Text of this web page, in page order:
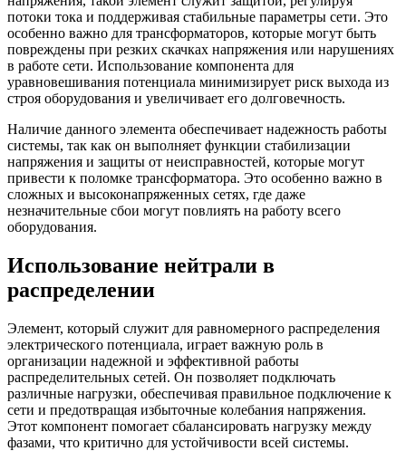
потоки тока и поддерживая стабильные параметры сети. Это
особенно важно для трансформаторов, которые могут быть
повреждены при резких скачках напряжения или нарушениях
в работе сети. Использование компонента для
уравновешивания потенциала минимизирует риск выхода из
строя оборудования и увеличивает его долговечность.
Наличие данного элемента обеспечивает надежность работы
системы, так как он выполняет функции стабилизации
напряжения и защиты от неисправностей, которые могут
привести к поломке трансформатора. Это особенно важно в
сложных и высоконапряженных сетях, где даже
незначительные сбои могут повлиять на работу всего
оборудования.
Использование нейтрали в
распределении
Элемент, который служит для равномерного распределения
электрического потенциала, играет важную роль в
организации надежной и эффективной работы
распределительных сетей. Он позволяет подключать
различные нагрузки, обеспечивая правильное подключение к
сети и предотвращая избыточные колебания напряжения.
Этот компонент помогает сбалансировать нагрузку между
фазами, что критично для устойчивости всей системы.